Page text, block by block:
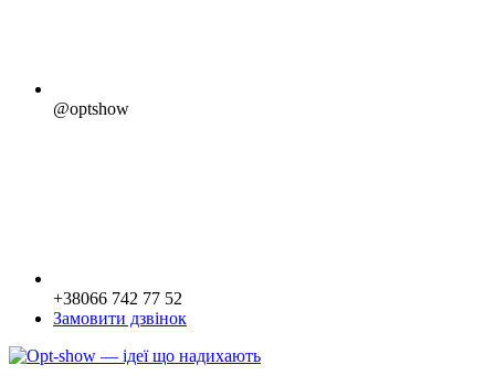
@optshow
+38066 742 77 52
Замовити дзвінок